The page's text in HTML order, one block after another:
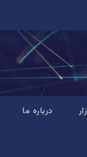
درباره ما